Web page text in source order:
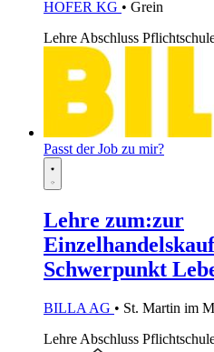
HOFER KG • Grein
Lehre Abschluss
Passt der Job zu mir?
Lehre zum:zur
Schwerpunkt
BILLA AG • St. Martin im
Lehre Abschluss